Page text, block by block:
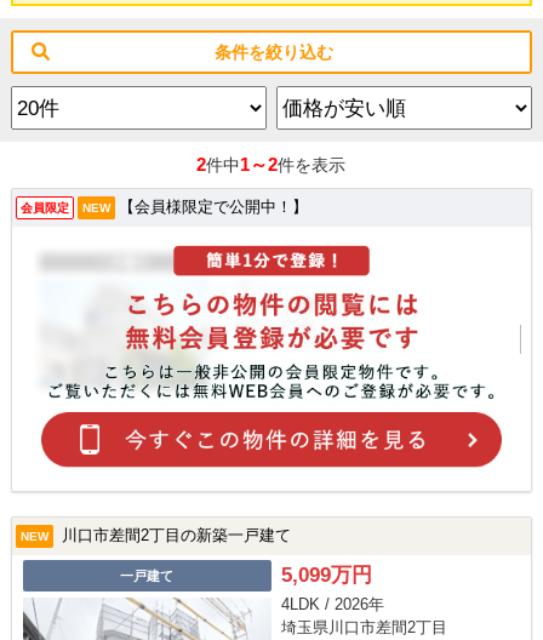
条件を絞り込む
2件中1～2件を表示
会員限定 NEW 【会員様限定で公開中！】
NEW 川口市差間2丁目の新築一戸建て
一戸建て 5,099万円
4LDK / 2026年
埼玉県川口市差間2丁目